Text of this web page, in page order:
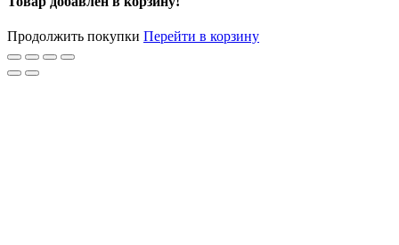
Продолжить покупки Перейти в корзину